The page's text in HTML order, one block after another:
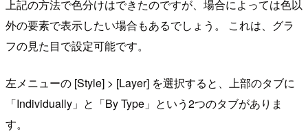
上記の方法で色分けはできたのですが、場合によっては色以
外の要素で表示したい場合もあるでしょう。 これは、グラ
フの見た目で設定可能です。
左メニューの [Style] > [Layer] を選択すると、上部のタブに
「Individually」と「By Type」という2つのタブがありま
す。